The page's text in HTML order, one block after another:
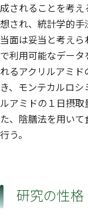
成されることを考
想され、統計学的
当面は妥当と考え
で利用可能なデー
れるアクリルアミ
き、モンテカルロ
ルアミドの１日摂
た、陰膳法を用い
行う。
研究の性格